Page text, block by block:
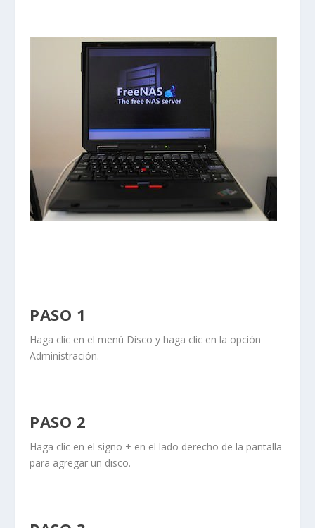
PASO 1
Haga clic en el menú Disco y haga clic en la opción
Administración.
PASO 2
Haga clic en el signo + en el lado derecho de la pantalla
para agregar un disco.